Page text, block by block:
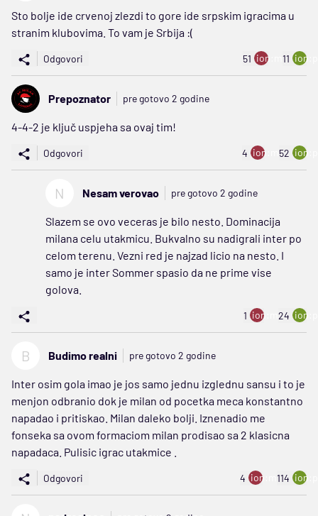
Sto bolje ide crvenoj zlezdi to gore ide srpskim igracima u
stranim klubovima. To vam je Srbija :(
Odgovori 51 ion:minus
11
Prepoznator pre gotovo 2 godine
4-4-2 je ključ uspjeha sa ovaj tim!
Odgovori 4 ion:minus
52
N Nesam verovao pre gotovo 2 godine
Slazem se ovo veceras je bilo nesto. Dominacija
milana celu utakmicu. Bukvalno su nadigrali inter po
celom terenu. Vezni red je najzad licio na nesto. I
samo je inter Sommer spasio da ne prime vise
golova.
1 ion:minus
24
B Budimo realni pre gotovo 2 godine
Inter osim gola imao je jos samo jednu izglednu sansu i to je
menjon odbranio dok je milan od pocetka meca konstantno
napadao i pritiskao. Milan daleko bolji. Iznenadio me
fonseka sa ovom formaciom milan prodisao sa 2 klasicna
napadaca. Pulisic igrac utakmice .
Odgovori 4 ion:minus
114